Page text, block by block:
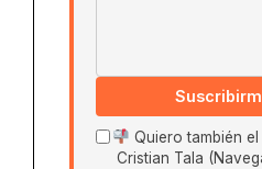
Quiero también
Cristian Tala